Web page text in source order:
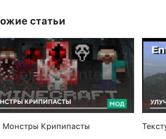
статьи
Крипипасты